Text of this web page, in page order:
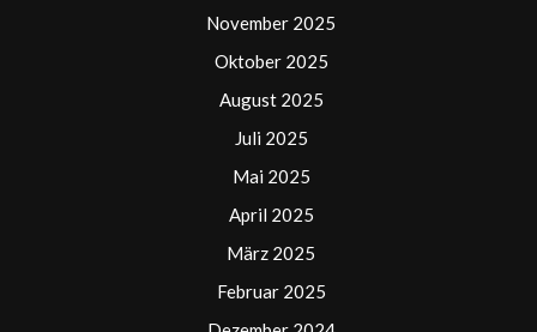
November 2025
Oktober 2025
August 2025
Juli 2025
Mai 2025
April 2025
März 2025
Februar 2025